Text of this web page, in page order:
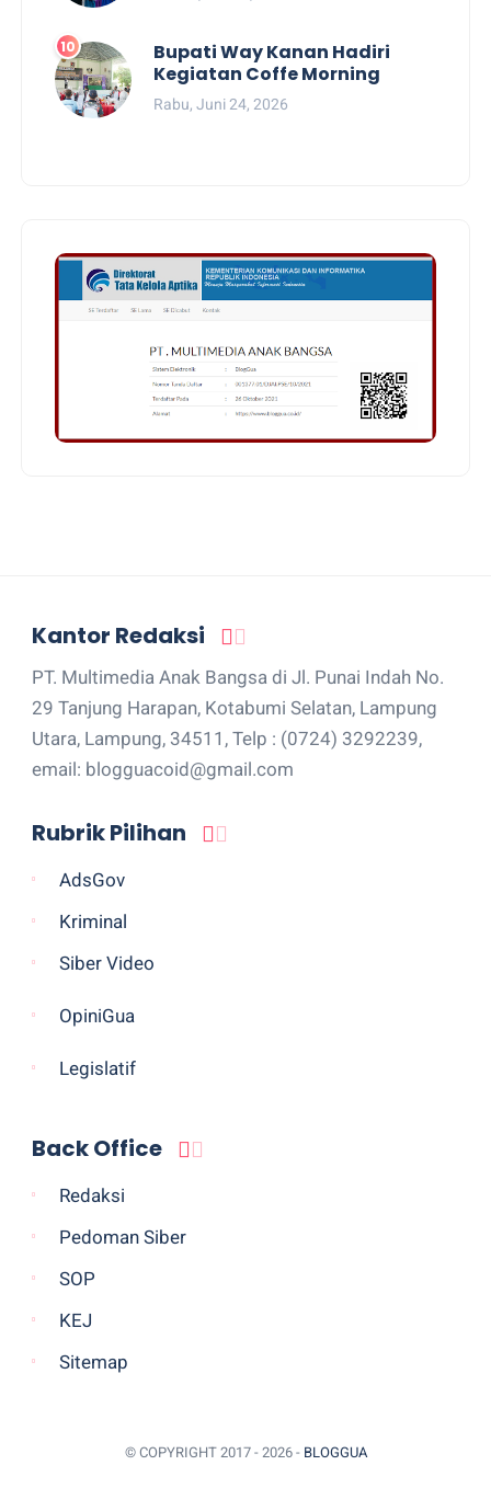
Bupati Way Kanan Hadiri
Kegiatan Coffe Morning
Rabu, Juni 24, 2026
Kantor Redaksi
PT. Multimedia Anak Bangsa di Jl. Punai Indah No.
29 Tanjung Harapan, Kotabumi Selatan, Lampung
Utara, Lampung, 34511, Telp : (0724) 3292239,
email: blogguacoid@gmail.com
Rubrik Pilihan
AdsGov
Kriminal
Siber Video
OpiniGua
Legislatif
Back Office
Redaksi
Pedoman Siber
SOP
KEJ
Sitemap
© COPYRIGHT 2017 - 2026 - BLOGGUA